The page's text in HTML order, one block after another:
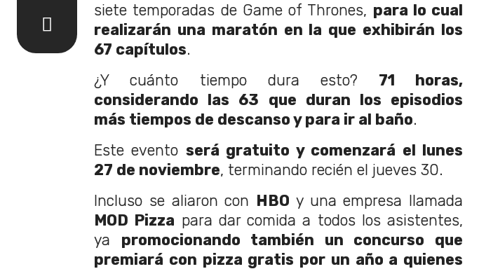
siete temporadas de Game of Thrones, para lo cual
realizarán una maratón en la que exhibirán los
67 capítulos.
¿Y cuánto tiempo dura esto? 71 horas,
considerando las 63 que duran los episodios
más tiempos de descanso y para ir al baño.
Este evento será gratuito y comenzará el lunes
27 de noviembre, terminando recién el jueves 30.
Incluso se aliaron con HBO y una empresa llamada
MOD Pizza para dar comida a todos los asistentes,
ya promocionando también un concurso que
premiará con pizza gratis por un año a quienes